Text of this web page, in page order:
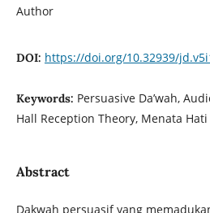
Author
DOI: https://doi.org/10.32939/
Keywords: Persuasive Da’wah,
Hall Reception Theory, Menata
Abstract
Dakwah persuasif yang